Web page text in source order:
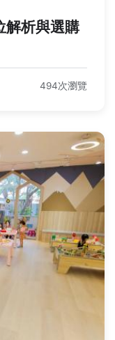
解析與選購
494次瀏覽